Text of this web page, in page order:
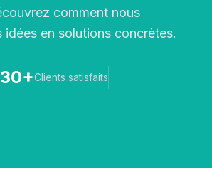
comment nous
idées en solutions concrètes.
30+Clients satisfaits